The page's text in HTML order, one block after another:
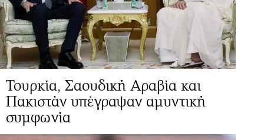
Τουρκία, Σαουδική Αραβία και
Πακιστάν υπέγραψαν αμυντική
συμφωνία